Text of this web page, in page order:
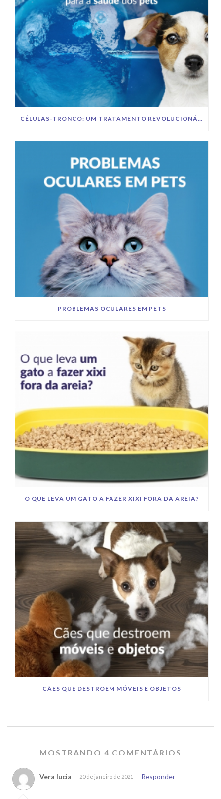
CÉLULAS-TRONCO: UM TRATAMENTO REVOLUCIONÁRIO PARA A SAÚDE DOS PETS
PROBLEMAS OCULARES EM PETS
O QUE LEVA UM GATO A FAZER XIXI FORA DA AREIA?
CÃES QUE DESTROEM MÓVEIS E OBJETOS
MOSTRANDO 4 COMENTÁRIOS
Vera lucia 20 de janeiro de 2021 Responder